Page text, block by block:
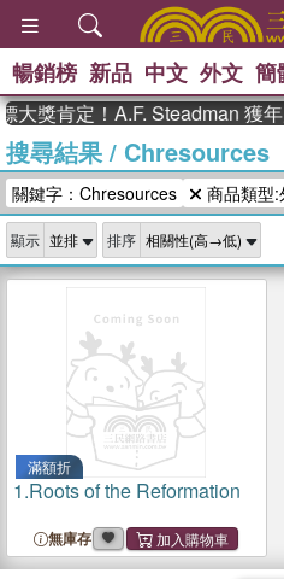
熱搜：
、
史是
獎 臺
登輝時
偉大
暢銷榜 新品 中文 外文 簡
大獎肯定！A.F. Steadman 獲
搜尋結果/ Chresources
關鍵字：Chresources
商品類型:
顯示 排序
滿額折
1.Roots of the Reformation
無庫存